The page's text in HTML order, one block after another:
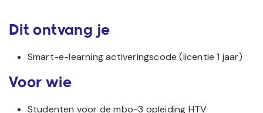
Dit ontvang je
Smart-e-learning activeringscode (licentie 1 jaar)
Voor wie
Studenten voor de mbo-3 opleiding HTV